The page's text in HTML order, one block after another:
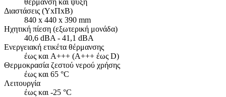
θέρμανση και ψύξη
Διαστάσεις (ΥxΠxΒ)
840 x 440 x 390 mm
Ηχητική πίεση (εξωτερική μονάδα)
40,6 dBA - 41,1 dBA
Ενεργειακή ετικέτα θέρμανσης
έως και A+++ (A+++ έως D)
Θερμοκρασία ζεστού νερού χρήσης
έως και 65 °C
Λειτουργία
έως και -25 °C